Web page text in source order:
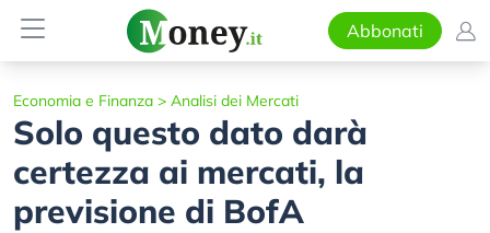
Abbonati
Economia e Finanza > Analisi dei Mercati
Solo questo dato darà
certezza ai mercati, la
previsione di BofA